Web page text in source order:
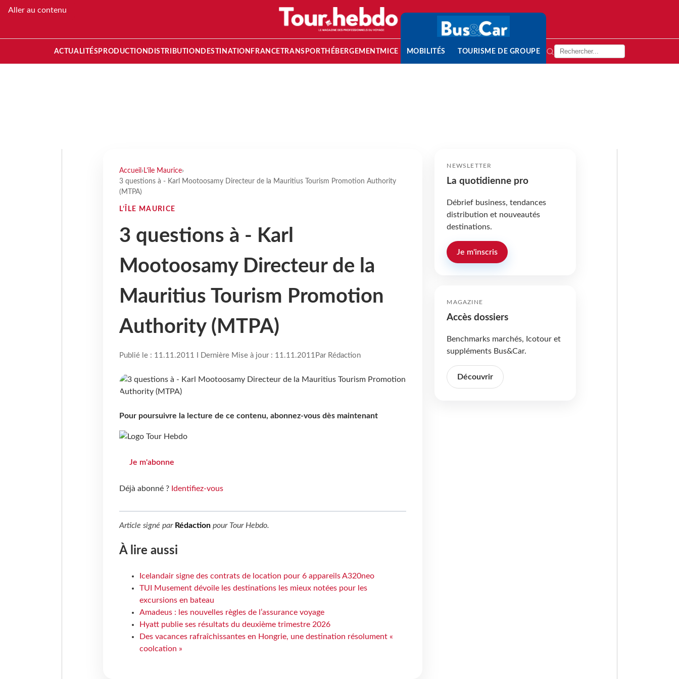
Aller au contenu
ACTUALITÉS PRODUCTION DISTRIBUTION DESTINATION FRANCETRANSPORT HÉBERGEMENTMICE MOBILITÉS TOURISME DE GROUPE
Accueil › L’île Maurice›
3 questions à - Karl Mootoosamy Directeur de la Mauritius Tourism Promotion Authority
(MTPA)
L’ÎLE MAURICE
3 questions à - Karl
Mootoosamy Directeur de la
Mauritius Tourism Promotion
Authority (MTPA)
Publié le : 11.11.2011 I Dernière Mise à jour : 11.11.2011 Par Rédaction
Pour poursuivre la lecture de ce contenu, abonnez-vous dès maintenant
Je m'abonne
Déjà abonné ? Identifiez-vous
Article signé par Rédactionpour Tour Hebdo.
À lire aussi
Icelandair signe des contrats de location pour 6 appareils A320neo
TUI Musement dévoile les destinations les mieux notées pour les
excursions en bateau
Amadeus : les nouvelles règles de l’assurance voyage
Hyatt publie ses résultats du deuxième trimestre 2026
Des vacances rafraîchissantes en Hongrie, une destination résolument «
coolcation »
NEWSLETTER
La quotidienne pro
Débrief business, tendances
distribution et nouveautés
destinations.
Je m'inscris
MAGAZINE
Accès dossiers
Benchmarks marchés, Icotour et
suppléments Bus&Car.
Découvrir